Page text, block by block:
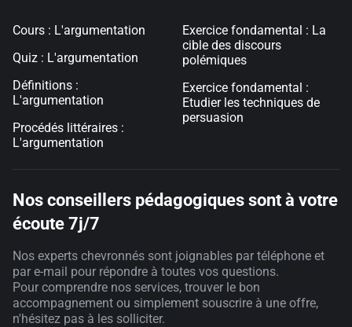
Cours : L'argumentation
Quiz : L'argumentation
Définitions :
L'argumentation
Procédés littéraires :
L'argumentation
Exercice fondamental : La
cible des discours
polémiques
Exercice fondamental :
Etudier les techniques de
persuasion
Nos conseillers pédagogiques sont à votre
écoute 7j/7
Nos experts chevronnés sont joignables par téléphone et
par e-mail pour répondre à toutes vos questions.
Pour comprendre nos services, trouver le bon
accompagnement ou simplement souscrire à une offre,
n'hésitez pas à les solliciter.